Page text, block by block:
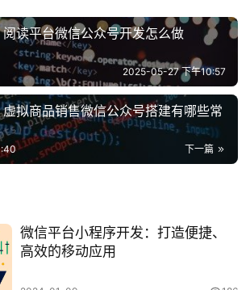
读平台微信公众号开发怎么做
2025-05-27 下午10:57
拟商品销售微信公众号搭建有哪些常
下一篇
微信平台小程序开发：打造便捷、
高效的移动应用